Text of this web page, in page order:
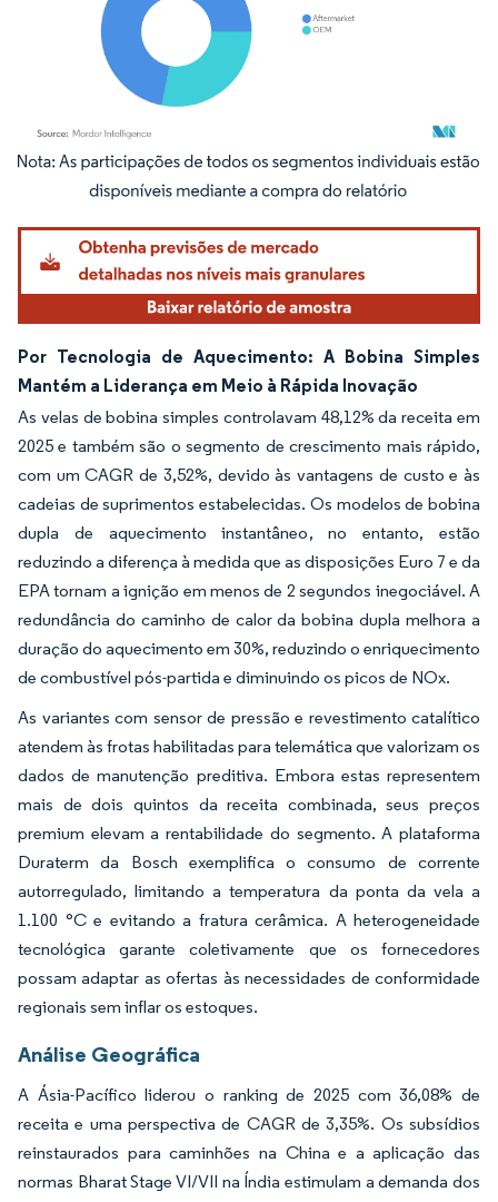
Imagem © Mordor Intelligence. O reuso requer atribuição conforme CC BY 4.0.
Por Tecnologia de Aquecimento: A Bobina Simples
Mantém a Liderança em Meio à Rápida Inovação
As velas de bobina simples controlavam 48,12% da receita em
2025 e também são o segmento de crescimento mais rápido,
com um CAGR de 3,52%, devido às vantagens de custo e às
cadeias de suprimentos estabelecidas. Os modelos de bobina
dupla de aquecimento instantâneo, no entanto, estão
reduzindo a diferença à medida que as disposições Euro 7 e da
EPA tornam a ignição em menos de 2 segundos inegociável. A
redundância do caminho de calor da bobina dupla melhora a
duração do aquecimento em 30%, reduzindo o enriquecimento
de combustível pós-partida e diminuindo os picos de NOx.
As variantes com sensor de pressão e revestimento catalítico
atendem às frotas habilitadas para telemática que valorizam os
dados de manutenção preditiva. Embora estas representem
mais de dois quintos da receita combinada, seus preços
premium elevam a rentabilidade do segmento. A plataforma
Duraterm da Bosch exemplifica o consumo de corrente
autorregulado, limitando a temperatura da ponta da vela a
1.100 °C e evitando a fratura cerâmica. A heterogeneidade
tecnológica garante coletivamente que os fornecedores
possam adaptar as ofertas às necessidades de conformidade
regionais sem inflar os estoques.
Análise Geográfica
A Ásia-Pacífico liderou o ranking de 2025 com 36,08% de
receita e uma perspectiva de CAGR de 3,35%. Os subsídios
reinstaurados para caminhões na China e a aplicação das
normas Bharat Stage VI/VII na Índia estimulam a demanda dos